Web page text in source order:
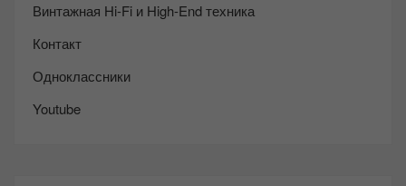
Винтажная Hi-Fi и High-End техника
Контакт
Одноклассники
Youtube